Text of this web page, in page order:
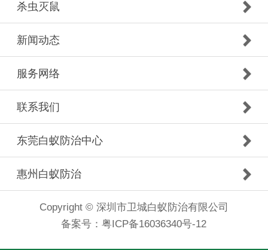
杀虫灭鼠
新闻动态
服务网络
联系我们
东莞白蚁防治中心
惠州白蚁防治
Copyright © 深圳市卫城白蚁防治有限公司
备案号：粤ICP备16036340号-12